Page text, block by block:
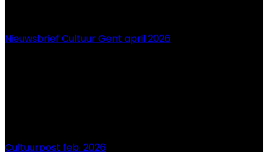
Nieuwsbrief Cultuur Gent april 2026
Cultuurpost feb. 2026